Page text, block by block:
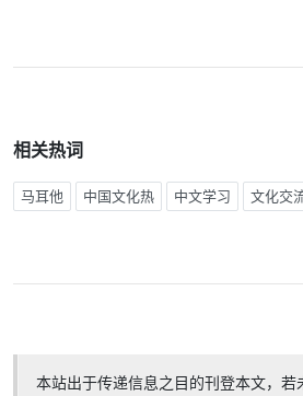
相关热词
马耳他 中国文化热 中文学习 文化交
本站出于传递信息之目的刊登本文，若